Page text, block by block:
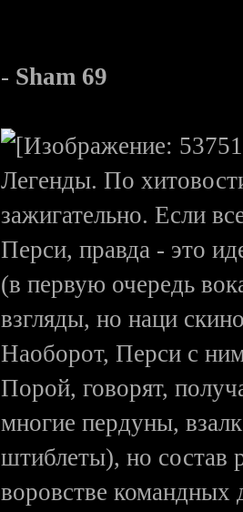
- Sham 69
Легенды. По
зажигательно. Если
Перси, правда - это
(в первую очередь
взгляды, но наци
Наоборот, Перси с
Порой, говорят,
многие пердуны,
штиблеты), но состав
воровстве командных